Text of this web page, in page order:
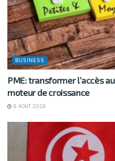
BUSINESS
PME: transformer l’accès
moteur de croissance
6 AOÛT 2026